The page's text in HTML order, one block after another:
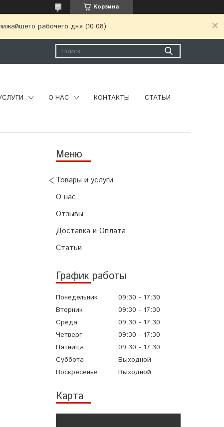
Корзина
рабочего дня (10.08)
О НАС КОНТАКТЫ СТАТЬИ
Товары и услуги
О нас
Отзывы
Доставка и Оплата
Статьи
График работы
Понедельник 09:30
17:30
Вторник
09:30
17:30
Среда
09:30
17:30
Четверг
09:30
17:30
Пятница
09:30
17:30
Суббота
Выходной
Воскресенье
Выходной
Карта